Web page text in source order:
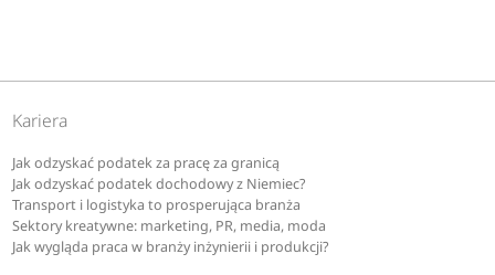
Kariera
Jak odzyskać podatek za pracę za granicą
Jak odzyskać podatek dochodowy z Niemiec?
Transport i logistyka to prosperująca branża
Sektory kreatywne: marketing, PR, media, moda
Jak wygląda praca w branży inżynierii i produkcji?